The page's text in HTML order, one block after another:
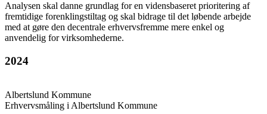
Analysen skal danne grundlag for en vidensbaseret prioritering af
fremtidige forenklingstiltag og skal bidrage til det løbende arbejde
med at gøre den decentrale erhvervsfremme mere enkel og
anvendelig for virksomhederne.
2024
Albertslund Kommune
Erhvervsmåling i Albertslund Kommune